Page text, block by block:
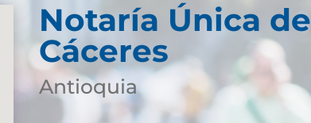
Notaría Única de
Cáceres
Antioquia